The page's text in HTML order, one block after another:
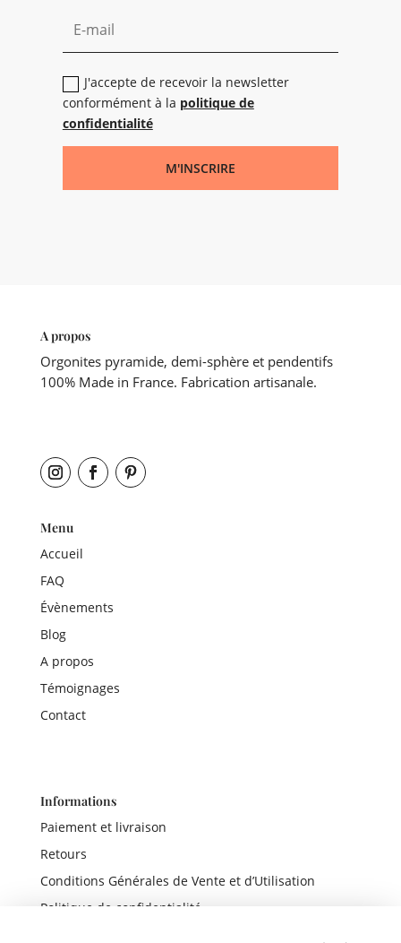
J'accepte de recevoir la newsletter
conformément à la politique de
confidentialité
M'INSCRIRE
A propos
Orgonites pyramide, demi-sphère et pendentifs
100% Made in France. Fabrication artisanale.
Menu
Accueil
FAQ
Évènements
Blog
A propos
Témoignages
Contact
Informations
Paiement et livraison
Retours
Conditions Générales de Vente et d’Utilisation
Politique de confidentialité